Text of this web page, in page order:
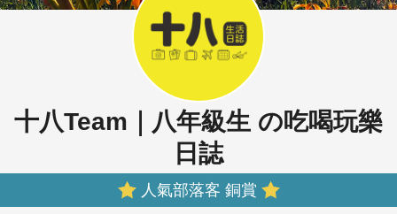
十八Team｜八年級生 の吃喝玩樂
日誌
人氣部落客 銅賞